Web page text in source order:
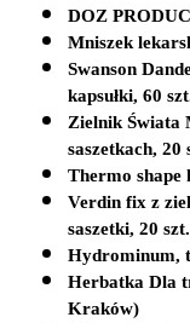
DOZ
Mniszek
Swanson
kapsułki, 60
Zielnik Świata
saszetkach, 20
Thermo shape
Verdin fix z
saszetki, 20 szt.
Hydrominum,
Herbatka Dla
Kraków)